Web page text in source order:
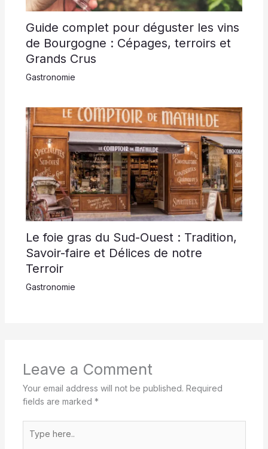
Guide complet pour déguster les vins
de Bourgogne : Cépages, terroirs et
Grands Crus
Gastronomie
Le foie gras du Sud-Ouest : Tradition,
Savoir-faire et Délices de notre
Terroir
Gastronomie
Leave a Comment
Your email address will not be published. Required
fields are marked *
here..